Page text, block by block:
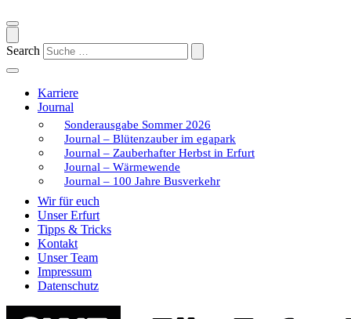
Search
Karriere
Journal
Sonderausgabe Sommer 2026
Journal – Blütenzauber im egapark
Journal – Zauberhafter Herbst in Erfurt
Journal – Wärmewende
Journal – 100 Jahre Busverkehr
Wir für euch
Unser Erfurt
Tipps & Tricks
Kontakt
Unser Team
Impressum
Datenschutz